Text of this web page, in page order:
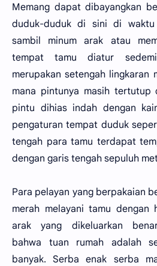
Memang dapat dibayangkan
duduk-duduk di sini di waktu
sambil minum arak atau
tempat tamu diatur
merupakan setengah lingkaran
mana pintunya masih tertutup
pintu dihias indah dengan
pengaturan tempat duduk
tengah para tamu terdapat
dengan garis tengah sepuluh
Para pelayan yang berpakaian
merah melayani tamu dengan
arak yang dikeluarkan
bahwa tuan rumah adalah
banyak. Serba enak serba